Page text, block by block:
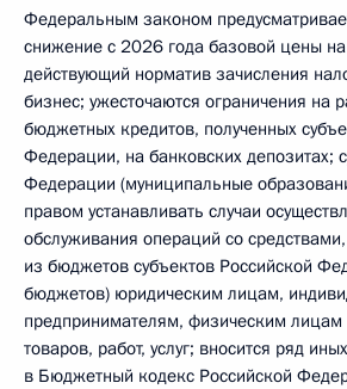
Федеральным законом
снижение с 2026 года базовой цены
действующий норматив зачисления
бизнес; ужесточаются ограничения на
бюджетных кредитов, полученных
Федерации, на банковских депозитах;
Федерации (муниципальные
правом устанавливать случаи
обслуживания операций со
из бюджетов субъектов Российской
бюджетов) юридическим лицам,
предпринимателям, физическим
товаров, работ, услуг; вносится ряд
в Бюджетный кодекс Российской